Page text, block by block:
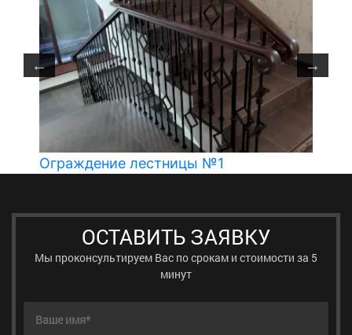
Ограждение лестницы №1
ОСТАВИТЬ ЗАЯВКУ
Мы проконсультируем Вас по срокам и стоимости за 5
минут